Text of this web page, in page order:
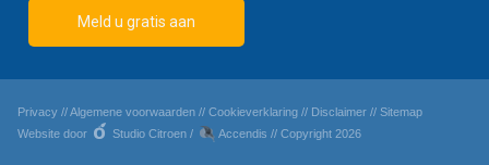
Meld u gratis aan
Privacy //Algemene voorwaarden // Cookieverklaring // Disclaimer // Sitemap
Website door
Studio Citroen / Accendis // Copyright 2026